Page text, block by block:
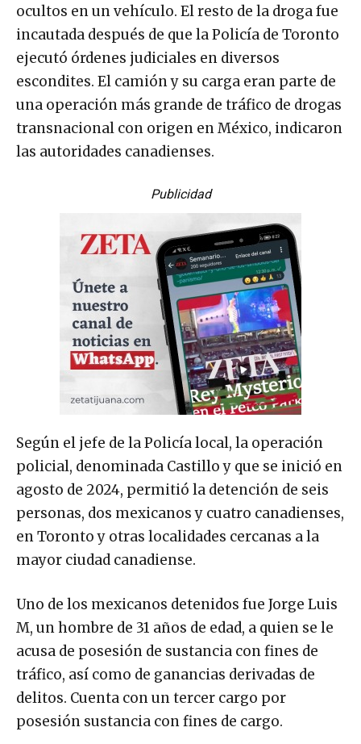
ocultos en un vehículo. El resto de la droga fue
incautada después de que la Policía de Toronto
ejecutó órdenes judiciales en diversos
escondites. El camión y su carga eran parte de
una operación más grande de tráfico de drogas
transnacional con origen en México, indicaron
las autoridades canadienses.
Publicidad
Según el jefe de la Policía local, la operación
policial, denominada Castillo y que se inició en
agosto de 2024, permitió la detención de seis
personas, dos mexicanos y cuatro canadienses,
en Toronto y otras localidades cercanas a la
mayor ciudad canadiense.
Uno de los mexicanos detenidos fue Jorge Luis
M, un hombre de 31 años de edad, a quien se le
acusa de posesión de sustancia con fines de
tráfico, así como de ganancias derivadas de
delitos. Cuenta con un tercer cargo por
posesión sustancia con fines de cargo.